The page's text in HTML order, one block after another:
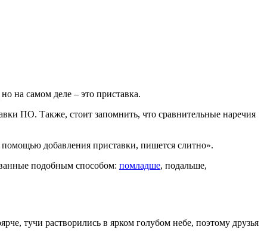
на самом деле – это приставка.
ПО. Также, стоит запомнить, что сравнительные наречия
помощью добавления приставки, пишется слитно».
подобным способом: помладше, подальше,
тучи растворились в ярком голубом небе, поэтому друзья